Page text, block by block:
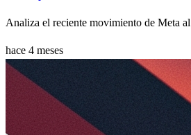
Analiza el reciente movimiento de Meta
hace 4 meses